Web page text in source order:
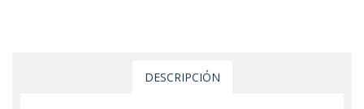
DESCRIPCIÓN